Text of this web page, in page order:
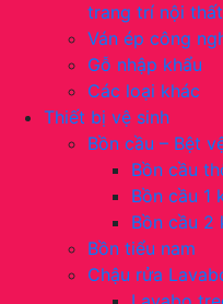
trang trí nội thất
Ván ép công
Gỗ nhập khẩu
Các loại khác
Thiết bị vệ sinh
Bồn cầu – Bệt
Bồn cầu
Bồn cầu 1
Bồn cầu 2
Bồn tiểu nam
Chậu rửa